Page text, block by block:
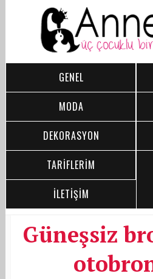
GENEL
MODA
DEKORASYON
TARİFLERİM
İLETİŞİM
Güneşsiz